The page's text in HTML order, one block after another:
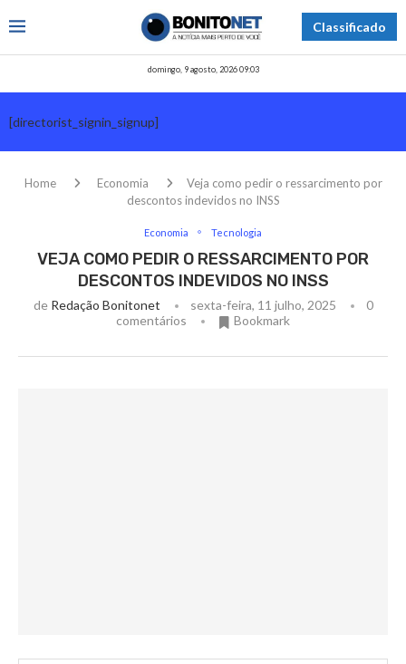
Classificado
domingo, 9 agosto, 2026 09:03
[directorist_signin_signup]
Home Economia
Veja como pedir o ressarcimento por
descontos indevidos no INSS
Economia Tecnologia
VEJA COMO PEDIR O RESSARCIMENTO POR
DESCONTOS INDEVIDOS NO INSS
de Redação Bonitonet sexta-feira, 11 julho, 2025
0
comentários
Bookmark